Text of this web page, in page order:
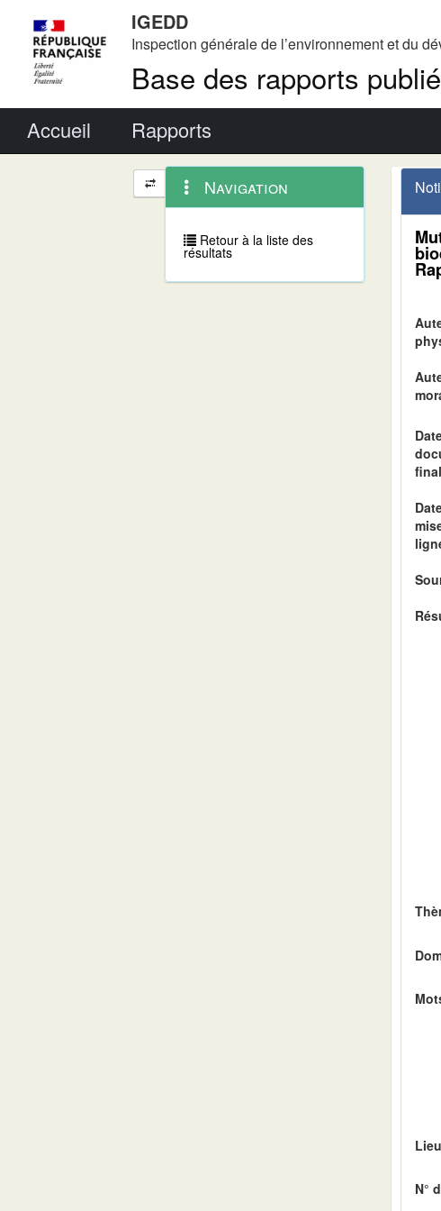
IGEDD
Inspection générale de l’environnement et du
Base des rapports
Accueil Rapports
Navigation
et
outils
annexes
contextuel
Navigation
Retour à la liste des
résultats
N°